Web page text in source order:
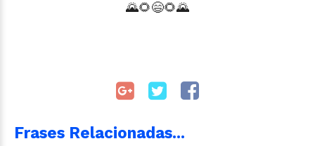
🌄🌻😄🌻🌄
Frases Relacionadas...